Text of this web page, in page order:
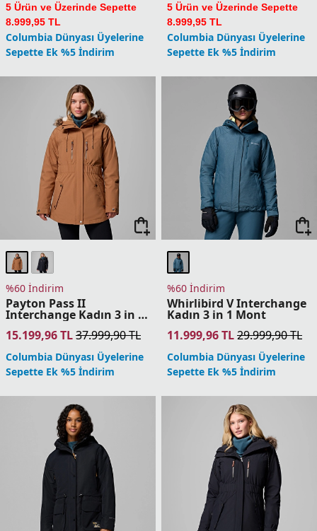
5 Ürün ve Üzerinde Sepette
8.999,95 TL
Columbia Dünyası Üyelerine
Sepette Ek %5 İndirim
5 Ürün ve Üzerinde Sepette
8.999,95 TL
Columbia Dünyası Üyelerine
Sepette Ek %5 İndirim
%60 İndirim
Payton Pass II
Interchange Kadın 3 in 1
15.199,96TL37.999,90TL
Columbia Dünyası Üyelerine
Sepette Ek %5 İndirim
%60 İndirim
Whirlibird V Interchange
Kadın 3 in 1 Mont
11.999,96TL29.999,90TL
Columbia Dünyası Üyelerine
Sepette Ek %5 İndirim